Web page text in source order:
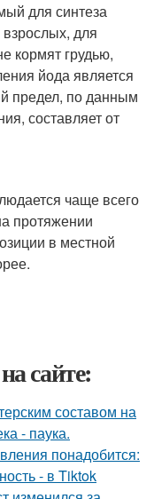
для синтеза
для
кормят грудью,
йода является
предел, по данным
составляет от
чаще всего
протяжении
в местной
сайте:
составом на
- паука.
понадобится:
- в Tiktok